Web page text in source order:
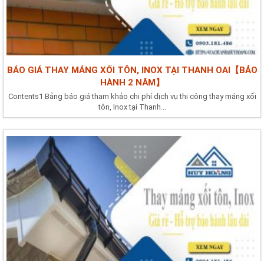
BÁO GIÁ THAY MÁNG XỐI TÔN, INOX TẠI THANH OAI【BẢO
HÀNH 2 NĂM】
Contents1 Bảng báo giá tham khảo chi phí dịch vụ thi công thay máng xối
tôn, Inox tại Thanh...